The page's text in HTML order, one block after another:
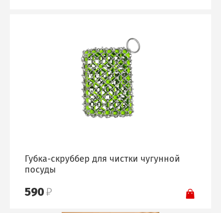
Губка-скруббер для чистки чугунной
посуды
590